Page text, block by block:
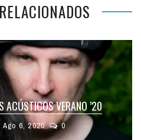
ACÚSTICOS VERANO ’20
Ago 6, 2020 0